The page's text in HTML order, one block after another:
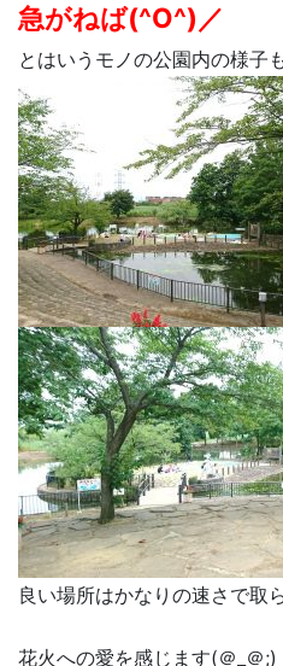
急がねば(^O^)／
とはいうモノの公園内の様子
良い場所はかなりの速さで取
花火への愛を感じます(＠_＠;)